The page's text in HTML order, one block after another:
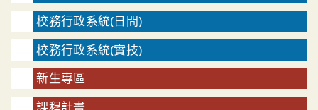
校務行政系統(日間)
校務行政系統(實技)
新生專區
課程計畫